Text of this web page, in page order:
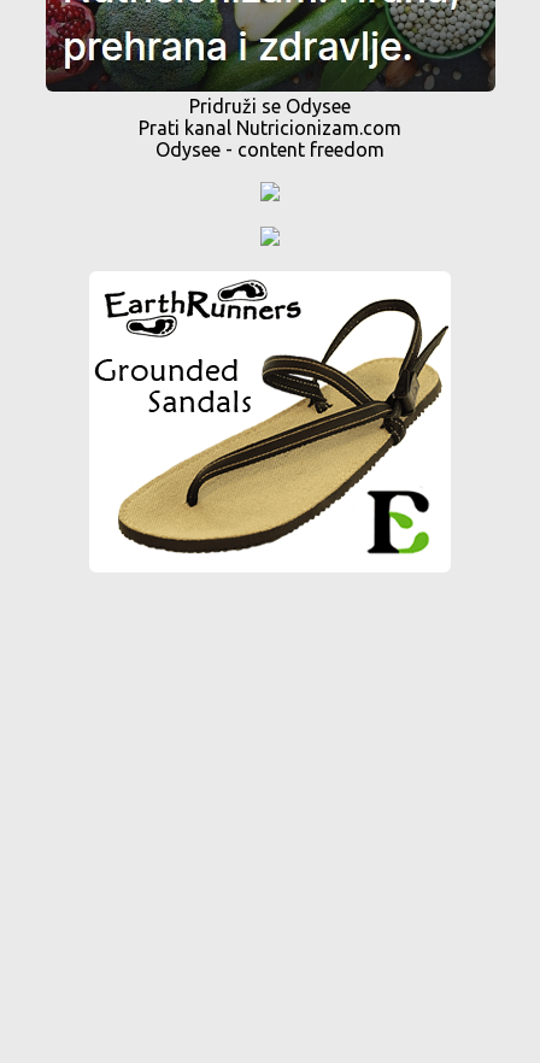
Pridruži se Odysee
Prati kanal Nutricionizam.com
Odysee - content freedom